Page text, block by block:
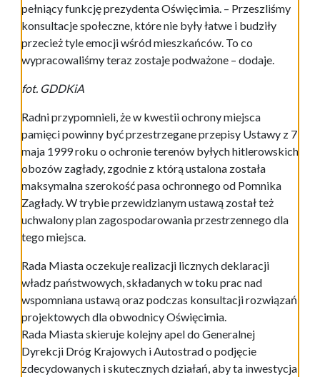
pełniący funkcję prezydenta Oświęcimia. – Przeszliśmy
konsultacje społeczne, które nie były łatwe i budziły
przecież tyle emocji wśród mieszkańców. To co
wypracowaliśmy teraz zostaje podważone – dodaje.
fot. GDDKiA
Radni przypomnieli, że w kwestii ochrony miejsca
pamięci powinny być przestrzegane przepisy Ustawy z 7
maja 1999 roku o ochronie terenów byłych hitlerowskich
obozów zagłady, zgodnie z którą ustalona została
maksymalna szerokość pasa ochronnego od Pomnika
Zagłady. W trybie przewidzianym ustawą został też
uchwalony plan zagospodarowania przestrzennego dla
tego miejsca.
Rada Miasta oczekuje realizacji licznych deklaracji
władz państwowych, składanych w toku prac nad
wspomniana ustawą oraz podczas konsultacji rozwiązań
projektowych dla obwodnicy Oświęcimia.
Rada Miasta skieruje kolejny apel do Generalnej
Dyrekcji Dróg Krajowych i Autostrad o podjęcie
zdecydowanych i skutecznych działań, aby ta inwestycja